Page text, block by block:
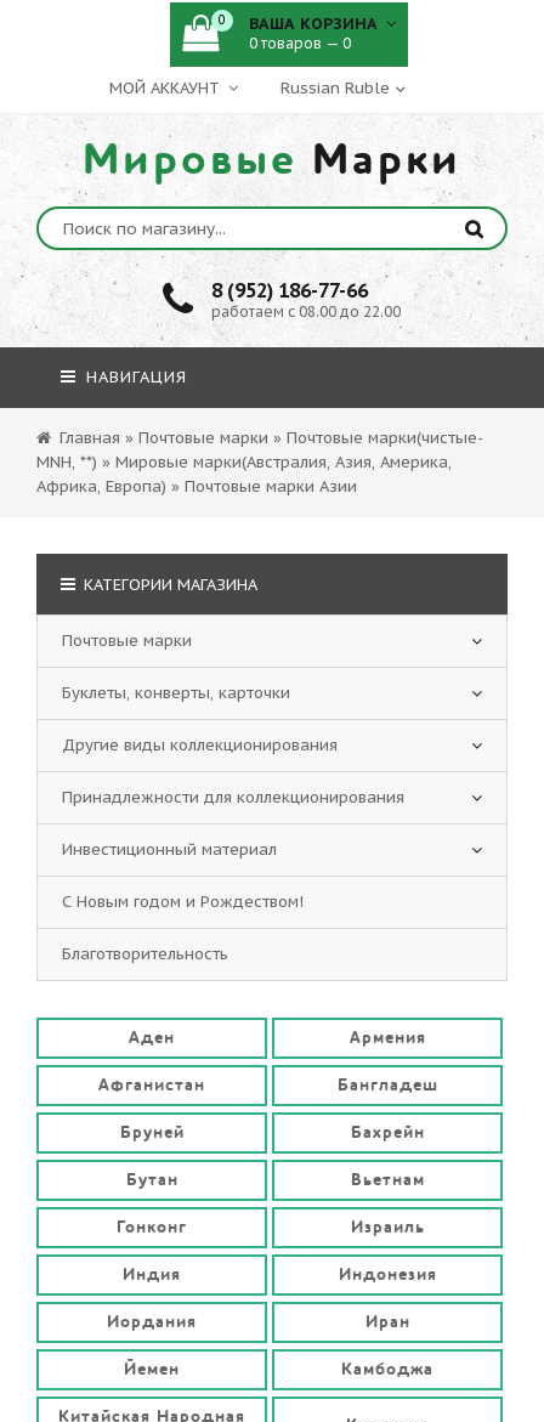
МОЙ АККАУНТ
Мировые Марки
8 (952) 186-77-66
работаем с 08.00 до 22.00
0 ВАША КОРЗИНА
0 товаров — 0
НАВИГАЦИЯ
Главная » Почтовые марки » Почтовые марки(чистые-
MNH, **) » Мировые марки(Австралия, Азия, Америка,
Африка, Европа) » Почтовые марки Азии
Аден Армения
Афганистан Бангладеш
Бруней Бахрейн
Бутан Вьетнам
Гонконг Израиль
Индия Индонезия
Иордания Иран
Йемен Камбоджа
Китайская Народная
КАТЕГОРИИ МАГАЗИНА
Почтовые марки
Буклеты, конверты, карточки
Другие виды коллекционирования
Принадлежности для коллекционирования
Инвестиционный материал
С Новым годом и Рождеством!
Благотворительность